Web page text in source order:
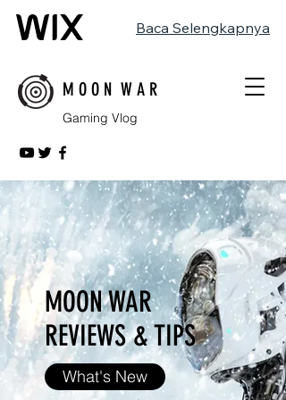
Baca Selengkapnya